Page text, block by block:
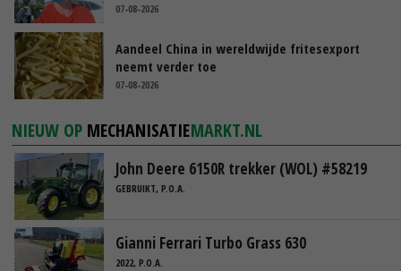
07-08-2026
Aandeel China in wereldwijde fritesexport
neemt verder toe
07-08-2026
NIEUW OP MECHANISATIEMARKT.NL
John Deere 6150R trekker (WOL) #58219
GEBRUIKT, P.O.A.
Gianni Ferrari Turbo Grass 630
2022, P.O.A.